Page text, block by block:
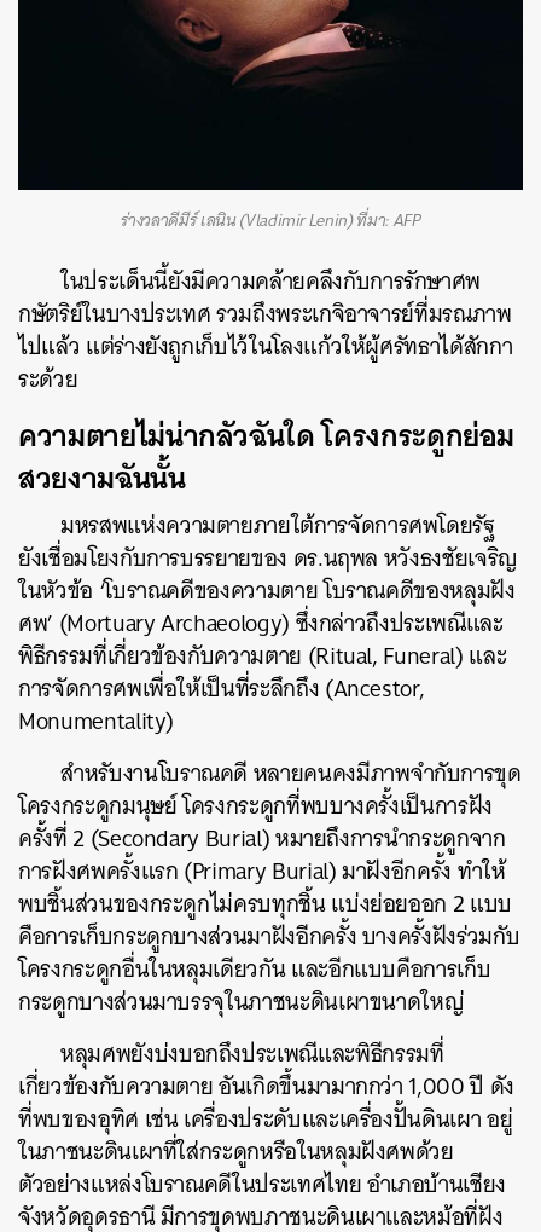
ร่างวลาดีมีร์ เลนิน (Vladimir Lenin) ที่มา: AFP
ในประเด็นนี้ยังมีความคล้ายคลึงกับการรักษาศพ
กษัตริย์ในบางประเทศ รวมถึงพระเกจิอาจารย์ที่มรณภาพ
ไปแล้ว แต่ร่างยังถูกเก็บไว้ในโลงแก้วให้ผู้ศรัทธาได้สักกา
ระด้วย
ความตายไม่น่ากลัวฉันใด โครงกระดูกย่อม
สวยงามฉันนั้น
มหรสพแห่งความตายภายใต้การจัดการศพโดยรัฐ
ยังเชื่อมโยงกับการบรรยายของ ดร.นฤพล หวังธงชัยเจริญ
ในหัวข้อ ‘โบราณคดีของความตาย โบราณคดีของหลุมฝัง
ศพ’ (Mortuary Archaeology) ซึ่งกล่าวถึงประเพณีและ
พิธีกรรมที่เกี่ยวข้องกับความตาย (Ritual, Funeral) และ
การจัดการศพเพื่อให้เป็นที่ระลึกถึง (Ancestor,
Monumentality)
สำหรับงานโบราณคดี หลายคนคงมีภาพจำกับการขุด
โครงกระดูกมนุษย์ โครงกระดูกที่พบบางครั้งเป็นการฝัง
ครั้งที่ 2 (Secondary Burial) หมายถึงการนำกระดูกจาก
การฝังศพครั้งแรก (Primary Burial) มาฝังอีกครั้ง ทำให้
พบชิ้นส่วนของกระดูกไม่ครบทุกชิ้น แบ่งย่อยออก 2 แบบ
คือการเก็บกระดูกบางส่วนมาฝังอีกครั้ง บางครั้งฝังร่วมกับ
โครงกระดูกอื่นในหลุมเดียวกัน และอีกแบบคือการเก็บ
กระดูกบางส่วนมาบรรจุในภาชนะดินเผาขนาดใหญ่
หลุมศพยังบ่งบอกถึงประเพณีและพิธีกรรมที่
เกี่ยวข้องกับความตาย อันเกิดขึ้นมามากกว่า 1,000 ปี ดัง
ที่พบของอุทิศ เช่น เครื่องประดับและเครื่องปั้นดินเผา อยู่
ในภาชนะดินเผาที่ใส่กระดูกหรือในหลุมฝังศพด้วย
ตัวอย่างแหล่งโบราณคดีในประเทศไทย อำเภอบ้านเชียง
จังหวัดอุดรธานี มีการขุดพบภาชนะดินเผาและหม้อที่ฝัง